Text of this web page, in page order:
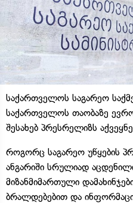
საქართველოს საგარეო
საქართველოს თაობაზე
შესახებ პრესრელიზს
როგორც საგარეო უწყების
ანგარიში სრულიად
მიზანმიმართული
ბრალდებებით და